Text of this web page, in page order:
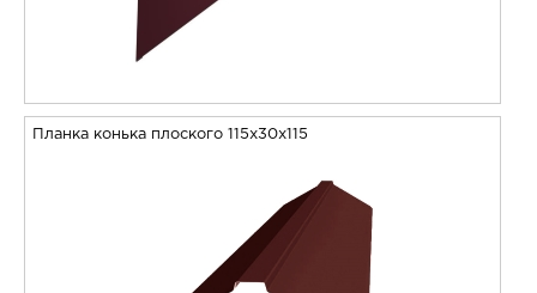
Планка конька плоского 115х30х115